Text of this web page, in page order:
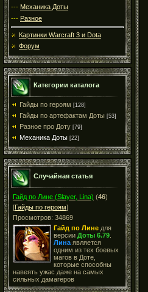
--- Механика Доты
--- Разное
Картинки Warcraft 3 и Dota
Форум
Категории каталога
Гайды по героям [128]
Гайды по артефактам Доты [53]
Разное про Доту [79]
Механика Доты [22]
Случайная статья
Гайд по Лине (Slayer, Lina) (46)
[Гайды по героям]
Просмотров: 34869
Гайд по Лине для
версии Доты 6.79
Лина является
одним из тех боевых
магов в Доте,
которые способны
навеять ужас даже на самых
сильных дамагеров